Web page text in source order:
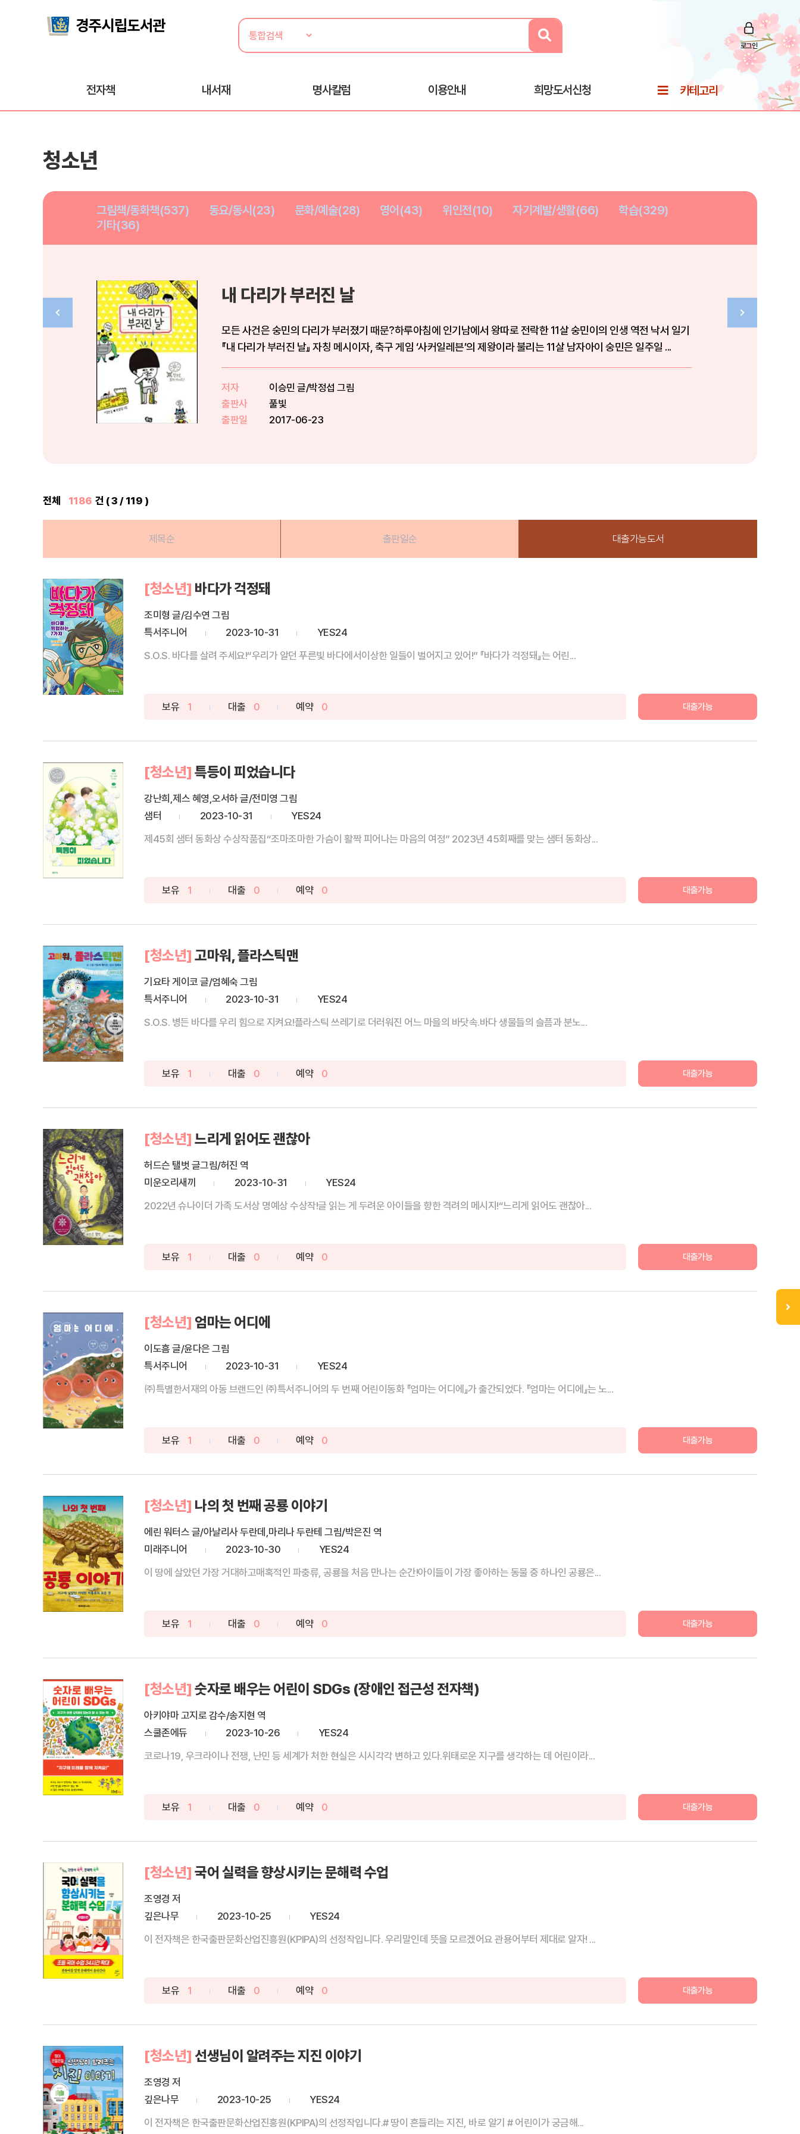
로그인
전자책 내서재 명사칼럼 이용안내 희망도서신청 카테고리
청소년
그림책/동화책(537) 동요/동시(23) 문화/예술(28) 영어(43) 위인전(10) 자기계발/생활(66)
학습(329)
기타(36)
내 다리가 부러진 날
모든 사건은 숭민의 다리가 부러졌기 때문?하루아침에 인기남에서 왕따로 전락한 11살 숭민이의 인생 역전 낙서 일기
『내 다리가 부러진 날』 자칭 메시이자, 축구 게임 ‘사커일레븐’의 제왕이라 불리는 11살 남자아이 숭민은 일주일 ...
저자
이승민 글/박정섭 그림
출판사
풀빛
출판일
2017-06-23
전체 1186 건 ( 3 / 119 )
제목순 출판일순 대출가능도서
[청소년] 바다가 걱정돼
조미형 글/김수연 그림
특서주니어
2023-10-31
YES24
S.O.S. 바다를 살려 주세요!“우리가 알던 푸른빛 바다에서이상한 일들이 벌어지고 있어!” 『바다가 걱정돼』는 어린...
보유 1 대출 0 예약 0 대출가능
[청소년] 특등이 피었습니다
강난희,제스 혜영,오서하 글/전미영 그림
샘터
2023-10-31
YES24
제45회 샘터 동화상 수상작품집“조마조마한 가슴이 활짝 피어나는 마음의 여정” 2023년 45회째를 맞는 샘터 동화상...
보유 1 대출 0 예약 0 대출가능
[청소년] 고마워, 플라스틱맨
기요타 게이코 글/엄혜숙 그림
특서주니어
2023-10-31
YES24
S.O.S. 병든 바다를 우리 힘으로 지켜요!플라스틱 쓰레기로 더러워진 어느 마을의 바닷속.바다 생물들의 슬픔과 분노...
보유 1 대출 0 예약 0 대출가능
[청소년] 느리게 읽어도 괜찮아
허드슨 탤벗 글그림/허진 역
미운오리새끼
2023-10-31
YES24
2022년 슈나이더 가족 도서상 명예상 수상작!글 읽는 게 두려운 아이들을 향한 격려의 메시지!“느리게 읽어도 괜찮아...
보유 1 대출 0 예약 0 대출가능
[청소년] 엄마는 어디에
이도흠 글/윤다은 그림
특서주니어
2023-10-31
YES24
㈜특별한서재의 아동 브랜드인 ㈜특서주니어의 두 번째 어린이동화 『엄마는 어디에』가 출간되었다. 『엄마는 어디에』는 노...
보유 1 대출 0 예약 0 대출가능
[청소년] 나의 첫 번째 공룡 이야기
에린 워터스 글/아날리사 두란데,마리나 두란테 그림/박은진 역
미래주니어
2023-10-30
YES24
이 땅에 살았던 가장 거대하고매혹적인 파충류, 공룡을 처음 만나는 순간!아이들이 가장 좋아하는 동물 중 하나인 공룡은...
보유 1 대출 0 예약 0 대출가능
[청소년] 숫자로 배우는 어린이 SDGs (장애인 접근성 전자책)
아키야마 고지로 감수/송지현 역
스쿨존에듀
2023-10-26
YES24
코로나19, 우크라이나 전쟁, 난민 등 세계가 처한 현실은 시시각각 변하고 있다.위태로운 지구를 생각하는 데 어린이라...
보유 1 대출 0 예약 0 대출가능
[청소년] 국어 실력을 향상시키는 문해력 수업
조영경 저
깊은나무
2023-10-25
YES24
이 전자책은 한국출판문화산업진흥원(KPIPA)의 선정작입니다. 우리말인데 뜻을 모르겠어요 관용어부터 제대로 알자! ...
보유 1 대출 0 예약 0 대출가능
[청소년] 선생님이 알려주는 지진 이야기
조영경 저
깊은나무
2023-10-25
YES24
이 전자책은 한국출판문화산업진흥원(KPIPA)의 선정작입니다.# 땅이 흔들리는 지진, 바로 알기 # 어린이가 궁금해...